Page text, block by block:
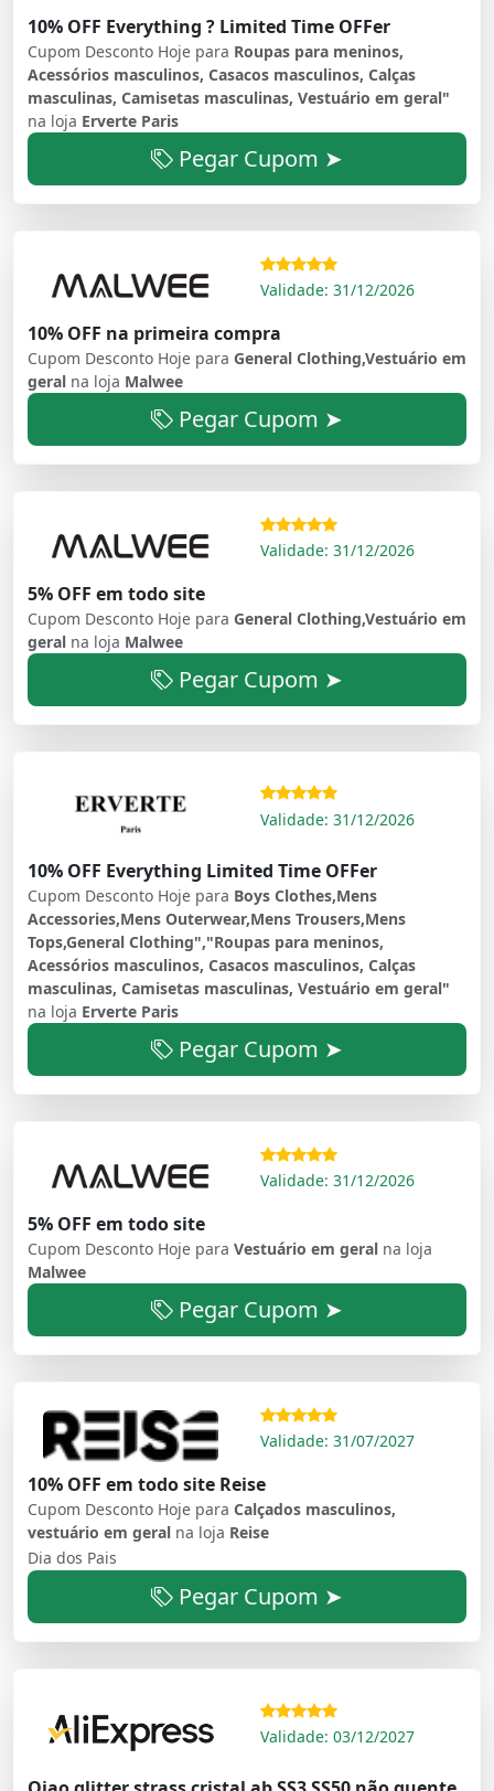
10% OFF Everything ? Limited Time OFFer
Cupom Desconto Hoje para Roupas para meninos,
Acessórios masculinos, Casacos masculinos, Calças
masculinas, Camisetas masculinas, Vestuário em geral"
na loja Erverte Paris
Pegar Cupom ➤
Validade: 31/12/2026
10% OFF na primeira compra
Cupom Desconto Hoje para General Clothing,Vestuário em
geral na loja Malwee
Pegar Cupom ➤
Validade: 31/12/2026
5% OFF em todo site
Cupom Desconto Hoje para General Clothing,Vestuário em
geral na loja Malwee
Pegar Cupom ➤
Validade: 31/12/2026
10% OFF Everything Limited Time OFFer
Cupom Desconto Hoje para Boys Clothes,Mens
Accessories,Mens Outerwear,Mens Trousers,Mens
Tops,General Clothing","Roupas para meninos,
Acessórios masculinos, Casacos masculinos, Calças
masculinas, Camisetas masculinas, Vestuário em geral"
na loja Erverte Paris
Pegar Cupom ➤
Validade: 31/12/2026
5% OFF em todo site
Cupom Desconto Hoje para Vestuário em geral na loja
Malwee
Pegar Cupom ➤
Validade: 31/07/2027
10% OFF em todo site Reise
Cupom Desconto Hoje para Calçados masculinos,
vestuário em geral na loja Reise
Dia dos Pais
Pegar Cupom ➤
Validade: 03/12/2027